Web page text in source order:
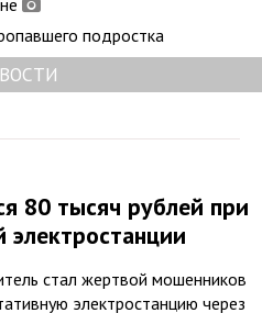
подростка
80 тысяч рублей при
электростанции
стал жертвой мошенников
электростанцию через